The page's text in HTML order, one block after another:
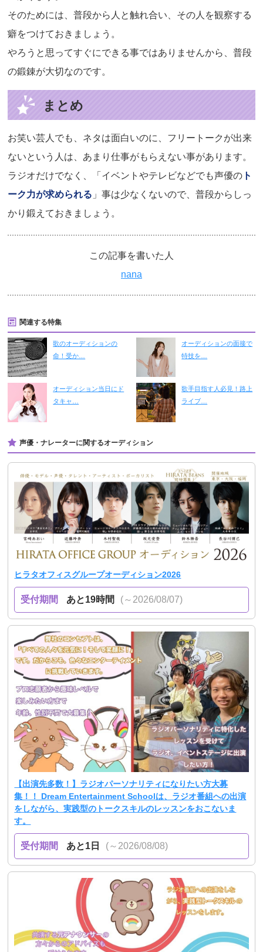
そのためには、普段から人と触れ合い、その人を観察する
癖をつけておきましょう。
やろうと思ってすぐにできる事ではありませんから、普段
の鍛錬が大切なのです。
まとめ
お笑い芸人でも、ネタは面白いのに、フリートークが出来
ないという人は、あまり仕事がもらえない事があります。
ラジオだけでなく、「イベントやテレビなどでも声優の ト
ーク力が求められる 」事は少なくないので、普段からしっ
かり鍛えておきましょう。
この記事を書いた人
nana
関連する特集
歌のオーディションの
命！受か…
オーディションの面接で
特技を…
オーディション当日にド
タキャ…
歌手目指す人必見！路上
ライブ…
声優・ナレーターに関するオーディション
ヒラタオフィスグループオーディション2026
受付期間 あと19時間 (～2026/08/07)
【出演先多数！】ラジオパーソナリティになりたい方大募
集！！ Dream Entertainment Schoolは、ラジオ番組への出演
をしながら、実践型のトークスキルのレッスンをおこないま
す。
受付期間 あと1日 (～2026/08/08)